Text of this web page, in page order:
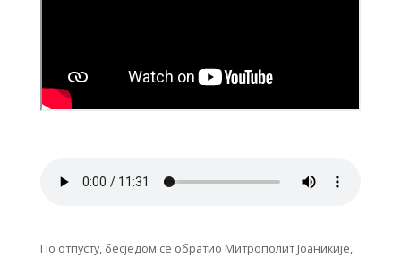
По отпусту, бесједом се обратио Митрополит Јоаникије,